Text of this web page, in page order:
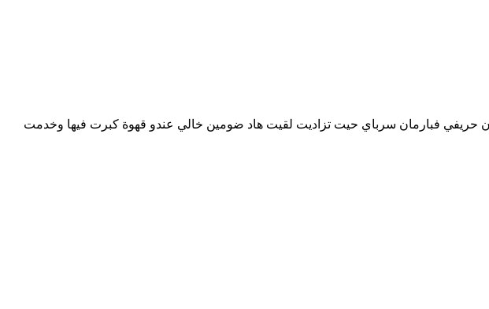
حريفي فبارمان سرباي حيت تزاديت لقيت هاد ضومين خالي عندو قهوة كبرت فيها وخدمت